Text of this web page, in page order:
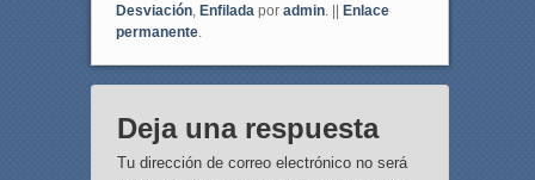
Desviación, Enfilada por admin. || Enlace
permanente.
Deja una respuesta
Tu dirección de correo electrónico no será